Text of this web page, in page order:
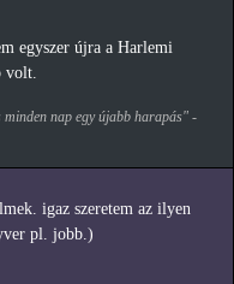
egyszer újra a Harlemi
volt.
minden nap egy újabb harapás" -
igaz szeretem az ilyen
pl. jobb.)